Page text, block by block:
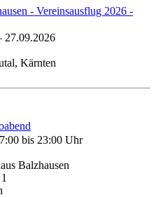
- Vereinsausflug 2026 -
27.09.2026
Kärnten
bis 23:00 Uhr
Balzhausen